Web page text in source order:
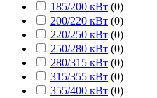
185/200 кВт (0)
200/220 кВт (0)
220/250 кВт (0)
250/280 кВт (0)
280/315 кВт (0)
315/355 кВт (0)
355/400 кВт (0)